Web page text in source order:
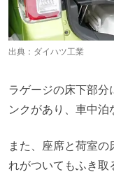
出典： ダイハツ工業
ラゲージの床下部分
ンクがあり、車中泊
また、座席と荷室
れがついてもふき取